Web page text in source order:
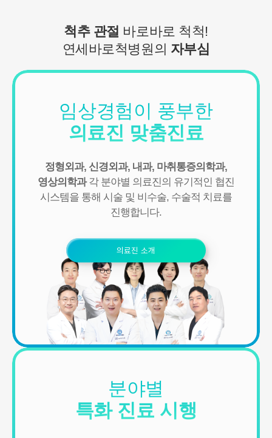
척추 관절 바로바로 척척!
연세바로척병원의 자부심
임상경험이 풍부한
의료진 맞춤진료
정형외과, 신경외과, 내과, 마취통증의학과,
영상의학과각 분야별 의료진의 유기적인 협진
시스템을 통해 시술 및 비수술, 수술적 치료를
진행합니다.
의료진 소개
분야별
특화 진료 시행
- 기타정보: 내원정보, 처방정보, 진료정보, 카드사명, 카드번호 등 카
드결제 승인정보
2. 개인정보 수집 방법
- 홈페이지, 온라인상담, 전화상담, 카카오톡상담, 실시간상담, 상담
3. 서비스 이용과정에서 아래와 같은 정보들이 자동으로 생성되어 수
집될 수 있습니다.
- IP Address, 쿠키, 방문 일시, 서비스 이용 기록, 불량 이용 기록
■ 개인정보의 수집 및 이용목적
연세바로척병원에서는 개인정보를 다음의 목적이외의 용도로는 이
용하지 않으며 이용 목적이 변경될 경우에는 동의를 받아 처리하겠
- 진료정보: 진단 및 치료를 위한 진료서비스와 청구, 수납 및 환급 등
의 원무 서비스 제공
- 예약정보: 진료 예약 및 예약조회 등 기타 서비스 이용에 따른 본인
확인 절차에 이용
- 상담정보: 전화나 문자, 카카오톡을 이용한 고객 진료상담 및 안내
- 기타: 문자 및 SNS를 통한 병원소식, 질병정보 등의 안내, 설문조사,
불만처리 등을 위한 원활한 의사소통 경로의 확보 등
서비스 이용에 따른 본인확인, 개인 식별, 불량회원의 부정 이용 방지
와 비인가 사용방지, 만 14세미만 아동 개인정보 수집 시 법정 대리인
동의여부 확인, 추후 법정대리인 본인확인, 분쟁 조정을 위한 기록보
보 제공, 소식 전달, 설문조사
3. 신규 서비스 개발 및 마케팅, 광고에의 활용
- 신규 서비스 개발 및 맞춤 서비스 제공, 이벤트 및 광고성 정보 제공